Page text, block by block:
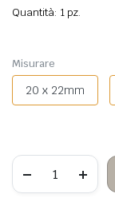
Quantità: 1 pz.
Misurare
20 x 22mm
cuore
di